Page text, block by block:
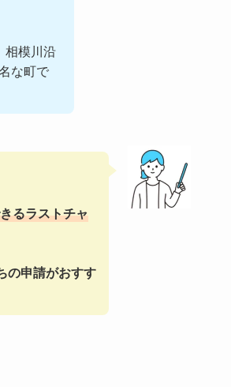
相模川沿
な町で
るラストチャ
の申請がおすす